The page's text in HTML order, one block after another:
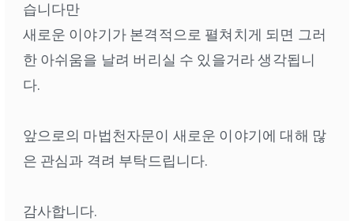
습니다만
새로운 이야기가 본격적으로 펼쳐치게 되면 그러
한 아쉬움을 날려 버리실 수 있을거라 생각됩니
다.
앞으로의 마법천자문이 새로운 이야기에 대해 많
은 관심과 격려 부탁드립니다.
감사합니다.